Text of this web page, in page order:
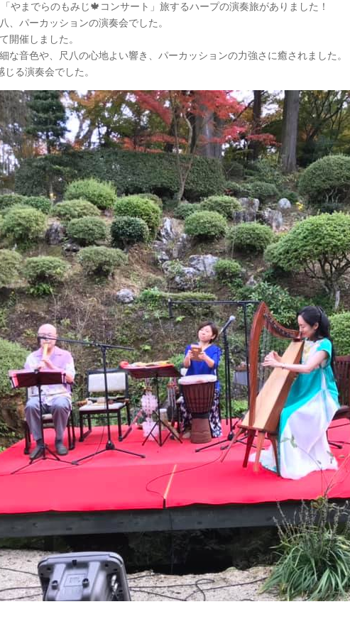
やまでらのもみじ🍁コンサート」旅するハープの演奏旅がありました！
、パーカッションの演奏会でした。
開催しました。
な音色や、尺八の心地よい響き、パーカッションの力強さに癒されました。
る演奏会でした。